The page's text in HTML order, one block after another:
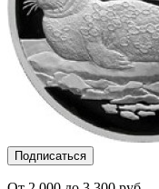
Подписаться